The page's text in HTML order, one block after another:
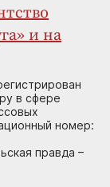
и на
в сфере
номер:
правда –